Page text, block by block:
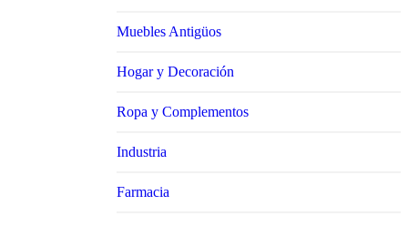
Muebles Antigüos
Hogar y Decoración
Ropa y Complementos
Industria
Farmacia